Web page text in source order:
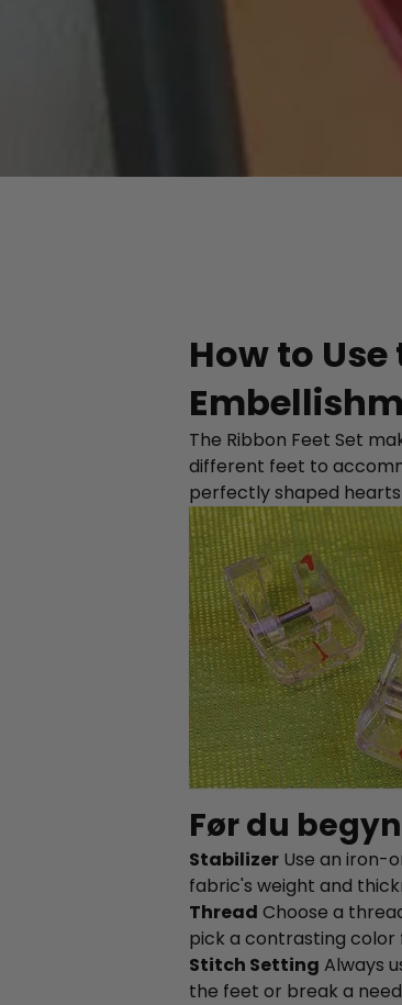
How to
The Ribbon Feet Set
different feet to
perfectly shaped
Før du
Stabilizer Use an iron-
fabric's weight and
Thread Choose a
pick a contrasting color
Stitch Setting Always
the feet or break a